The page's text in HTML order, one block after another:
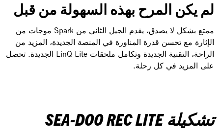
لم يكن المرح بهذه السهولة من قبل
ممتع بشكل لا يصدق، يقدم الجيل الثاني من Spark موجات من
الإثارة مع تحسن قدرة المناورة في المنصة الجديدة، المزيد من
الراحة، التقنية الجديدة وتكامل ملحقات LinQ Lite الجديدة. تحصل
على المزيد في كل رحلة.
تشكيلة SEA-DOO REC LITE